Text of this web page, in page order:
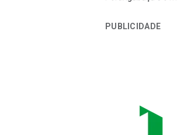
PUBLICIDADE